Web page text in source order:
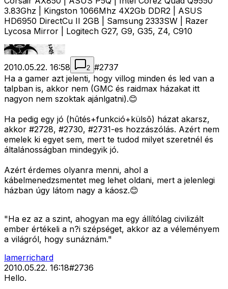
3.83Ghz | Kingston 1066Mhz 4X2Gb DDR2 | ASUS
HD6950 DirectCu II 2GB | Samsung 2333SW | Razer
Lycosa Mirror | Logitech G27, G9, G35, Z4, C910
2010.05.22. 16:58 2 #2737
Ha a gamer azt jelenti, hogy villog minden és led van a
talpban is, akkor nem (GMC és raidmax házakat itt
nagyon nem szoktak ajánlgatni).😊
Ha pedig egy jó (hûtés+funkció+külsõ) házat akarsz,
akkor #2728, #2730, #2731-es hozzászólás. Azért nem
emelek ki egyet sem, mert te tudod milyet szeretnél és
általánosságban mindegyik jó.
Azért érdemes olyanra menni, ahol a
kábelmenedzsmentet meg lehet oldani, mert a jelenlegi
házban úgy látom nagy a káosz.😊
"Ha ez az a szint, ahogyan ma egy állítólag civilizált
ember értékeli a n?i szépséget, akkor az a véleményem
a világról, hogy sunáznám."
lamerrichard
2010.05.22. 16:18#2736
Hello.